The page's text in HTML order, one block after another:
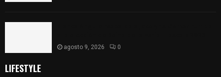
agosto 9, 2026 0
LIFESTYLE